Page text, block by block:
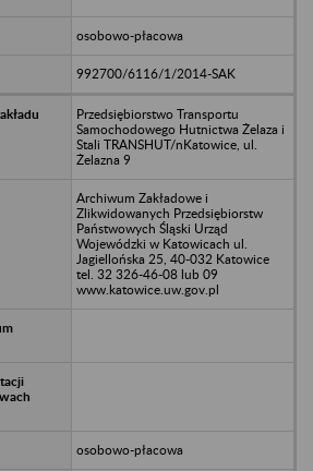
osobowo-płacowa
992700/6116/1/2014-SAK
Przedsiębiorstwo Transportu
Samochodowego Hutnictwa Żelaza i
Stali TRANSHUT/nKatowice, ul.
Żelazna 9
Archiwum Zakładowe i
Zlikwidowanych Przedsiębiorstw
Państwowych Śląski Urząd
Wojewódzki w Katowicach ul.
Jagiellońska 25, 40-032 Katowice
tel. 32 326-46-08 lub 09
www.katowice.uw.gov.pl
osobowo-płacowa